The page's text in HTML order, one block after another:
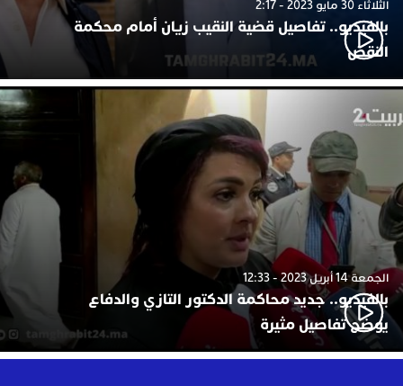
الثلاثاء 30 مايو 2023 - 2:17
بالفيديو.. تفاصيل قضية النقيب زيان أمام محكمة
النقض
الجمعة 14 أبريل 2023 - 12:33
بالفيديو.. جديد محاكمة الدكتور التازي والدفاع
يوضح تفاصيل مثيرة